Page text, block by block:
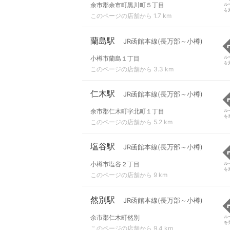
余市郡余市町黒川町５丁目
このページの店舗から 1.7 km
ル
を
蘭島駅 JR函館本線(長万部～小樽)
小樽市蘭島１丁目
このページの店舗から 3.3 km
ル
を
仁木駅 JR函館本線(長万部～小樽)
余市郡仁木町字北町１丁目
このページの店舗から 5.2 km
ル
を
塩谷駅 JR函館本線(長万部～小樽)
小樽市塩谷２丁目
このページの店舗から 9 km
ル
を
然別駅 JR函館本線(長万部～小樽)
余市郡仁木町然別
このページの店舗から 9.4 km
ル
を